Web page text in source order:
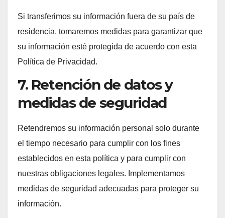
Si transferimos su información fuera de su país de
residencia, tomaremos medidas para garantizar que
su información esté protegida de acuerdo con esta
Política de Privacidad.
7. Retención de datos y
medidas de seguridad
Retendremos su información personal solo durante
el tiempo necesario para cumplir con los fines
establecidos en esta política y para cumplir con
nuestras obligaciones legales. Implementamos
medidas de seguridad adecuadas para proteger su
información.